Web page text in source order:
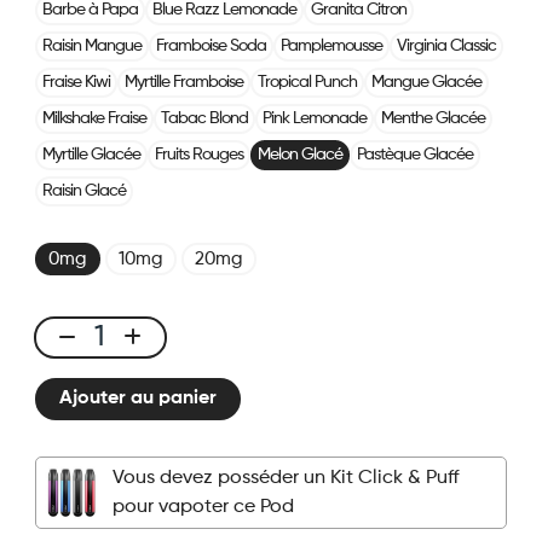
Barbe à Papa Blue Razz Lemonade Granita Citron
Raisin Mangue Framboise Soda Pamplemousse Virginia Classic
Fraise Kiwi Myrtille Framboise Tropical Punch Mangue Glacée
Milkshake Fraise Tabac Blond Pink Lemonade Menthe Glacée
Myrtille Glacée Fruits Rouges Melon Glacé Pastèque Glacée
Raisin Glacé
0mg 10mg 20mg
Click
&
Puff
Pod
Melon
Ajouter au panier
Vous devez posséder un Kit Click & Puff
pour vapoter ce Pod